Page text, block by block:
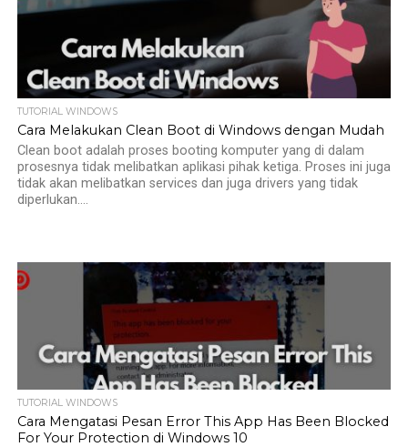
TUTORIAL WINDOWS
Cara Melakukan Clean Boot di Windows dengan Mudah
Clean boot adalah proses booting komputer yang di dalam
prosesnya tidak melibatkan aplikasi pihak ketiga. Proses ini juga
tidak akan melibatkan services dan juga drivers yang tidak
diperlukan....
TUTORIAL WINDOWS
Cara Mengatasi Pesan Error This App Has Been Blocked
For Your Protection di Windows 10